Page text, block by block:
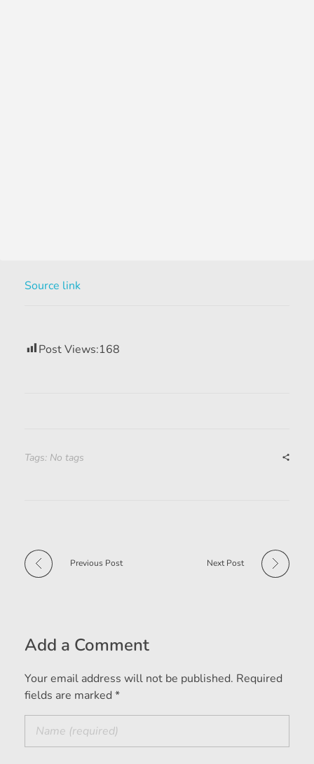
Source link
Post Views:168
Tags: No tags
Previous Post Next Post
Add a Comment
Your email address will not be published. Required
fields are marked *